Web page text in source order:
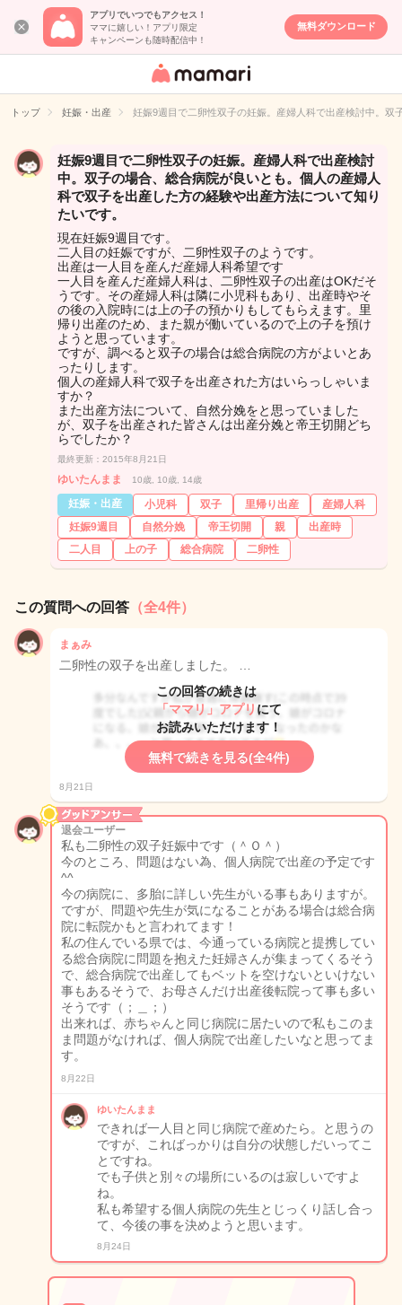
アプリでいつでもアクセス！
ママに嬉しい！アプリ限定
キャンペーンも随時配信中！
無料ダウンロード
女性専用匿名QA
イト
トップ 妊娠・出産 妊娠9週目で二卵性双子の妊娠。産婦人科で出産検討中。
妊娠9週目で二卵性双子の妊娠。産婦人科で出産検討
中。双子の場合、総合病院が良いとも。個人の産婦人
科で双子を出産した方の経験や出産方法について知り
たいです。
現在妊娠9週目です。
二人目の妊娠ですが、二卵性双子のようです。
出産は一人目を産んだ産婦人科希望です
一人目を産んだ産婦人科は、二卵性双子の出産はOKだそ
うです。その産婦人科は隣に小児科もあり、出産時やそ
の後の入院時には上の子の預かりもしてもらえます。里
帰り出産のため、また親が働いているので上の子を預け
ようと思っています。
ですが、調べると双子の場合は総合病院の方がよいとあ
ったりします。
個人の産婦人科で双子を出産された方はいらっしゃいま
すか？
また出産方法について、自然分娩をと思っていました
が、双子を出産された皆さんは出産分娩と帝王切開どち
らでしたか？
最終更新：2015年8月21日
ゆいたんまま 10歳, 10歳, 14歳
妊娠・出産 小児科 双子 里帰り出産
産婦人科
妊娠9週目
自然分娩 帝王切開 親
出産時
二人目
上の子 総合病院 二卵性
この質問への回答 （全4件）
まぁみ
二卵性の双子を出産しました。 …
この回答の続きは
「ママリ」アプリ にて
お読みいただけます！
無料で続きを見る(全4件)
8月21日
退会ユーザー
私も二卵性の双子妊娠中です（＾Ｏ＾）
今のところ、問題はない為、個人病院で出産の予定です
^^
今の病院に、多胎に詳しい先生がいる事もありますが。
ですが、問題や先生が気になることがある場合は総合病
院に転院かもと言われてます！
私の住んでいる県では、今通っている病院と提携してい
る総合病院に問題を抱えた妊婦さんが集まってくるそう
で、総合病院で出産してもベットを空けないといけない
事もあるそうで、お母さんだけ出産後転院って事も多い
そうです（；＿；）
出来れば、赤ちゃんと同じ病院に居たいので私もこのま
ま問題がなければ、個人病院で出産したいなと思ってま
す。
8月22日
ゆいたんまま
できれば一人目と同じ病院で産めたら。と思うの
ですが、こればっかりは自分の状態しだいってこ
とですね。
でも子供と別々の場所にいるのは寂しいですよ
ね。
私も希望する個人病院の先生とじっくり話し合っ
て、今後の事を決めようと思います。
8月24日